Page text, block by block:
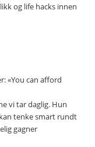
og life hacks innen
«You can afford
vi tar daglig. Hun
tenke smart rundt
gagner